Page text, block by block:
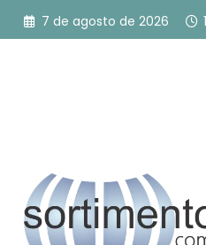
Pular
para
7 de agosto de 2026